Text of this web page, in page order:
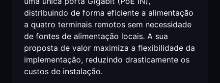
distribuindo de forma eficiente a alimentação
a quatro terminais remotos sem necessidade
de fontes de alimentação locais. A sua
proposta de valor maximiza a flexibilidade da
implementação, reduzindo drasticamente os
custos de instalação.